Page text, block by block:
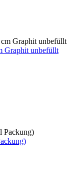
Graphit unbefüllt